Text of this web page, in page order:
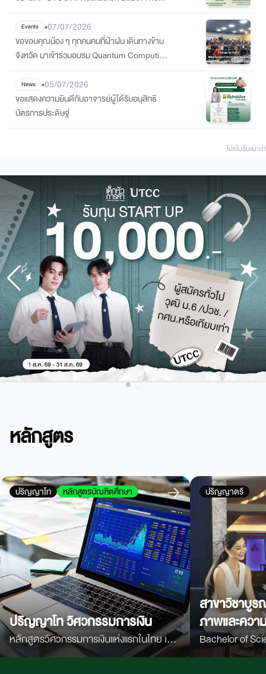
Events •07/07/2026
ขอขอบคุณน้อง ๆ ทุกคนคนที่ฝ่าฝน เดินทางข้าม
จังหวัด มาเข้าร่วมอบรม Quantum Computing
News •05/07/2026
ขอแสดงความยินดีกับอาจารย์ผู้ได้รับอนุสิทธิ
บัตรการประดิษฐ์
โปรโมชั่นแนะนํา
หลักสูตร
ปริญญาโท หลักสูตรบัณฑิตศึกษา
ปริญญาโท วิศวกรรมการเงิน
หลักสูตรวิศวกรรมการเงินแห่งแรกในไทย เน้น
คณิตศาสตร์ สถิติ Programming และ AI
ปริญญาตรี
สาขาวิชาบูร
ภาพและควา
Bachelor of
Integrated